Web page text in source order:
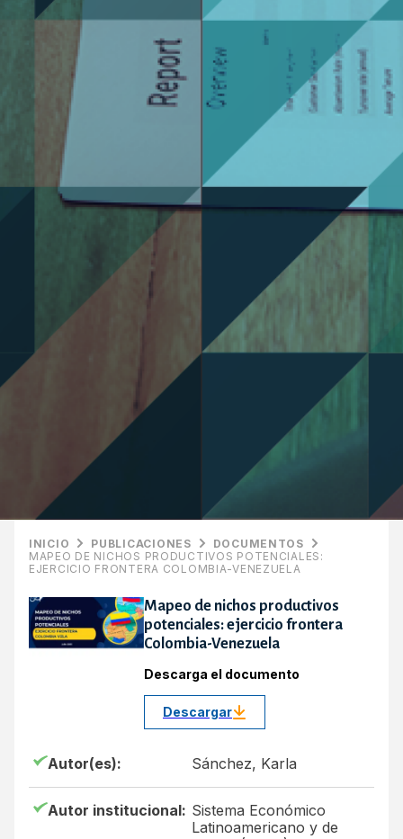
INICIO PUBLICACIONES
DOCUMENTOS
MAPEO DE NICHOS PRODUCTIVOS POTENCIALES:
EJERCICIO FRONTERA COLOMBIA-VENEZUELA
Mapeo de nichos productivos
potenciales: ejercicio frontera
Colombia-Venezuela
Descarga el documento
Descargar
Autor(es): Sánchez, Karla
Autor institucional: Sistema Económico
Latinoamericano y de